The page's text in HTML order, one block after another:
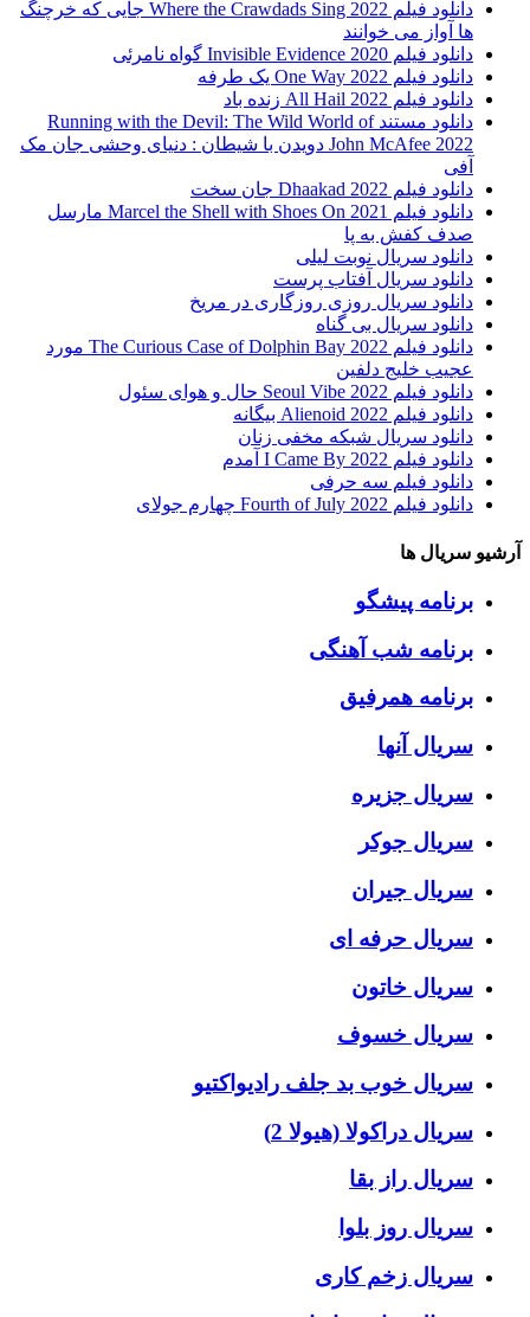
دانلود فیلم Where the Crawdads Sing 2022 جایی که خرچنگ
ها آواز می خوانند
دانلود فیلم 2020 Invisible Evidence گواه نامرئی
دانلود فیلم One Way 2022 یک طرفه
دانلود فیلم All Hail 2022 زنده باد
دانلود مستند Running with the Devil: The Wild World of
John McAfee 2022 دویدن با شیطان : دنیای وحشی جان مک
آفی
دانلود فیلم Dhaakad 2022 جان سخت
دانلود فیلم Marcel the Shell with Shoes On 2021 مارسل
صدف کفش به پا
دانلود سریال نوبت لیلی
دانلود سریال آفتاب پرست
دانلود سریال روزی روزگاری در مریخ
دانلود سریال بی گناه
دانلود فیلم The Curious Case of Dolphin Bay 2022 مورد
عجیب خلیج دلفین
دانلود فیلم Seoul Vibe 2022 حال و هوای سئول
دانلود فیلم Alienoid 2022 بیگانه
دانلود سریال شبکه مخفی زنان
دانلود فیلم I Came By 2022 آمدم
دانلود فیلم سه حرفی
دانلود فیلم Fourth of July 2022 چهارم جولای
آرشیو سریال ها
برنامه پیشگو
برنامه شب آهنگی
برنامه همرفیق
سریال آنها
سریال جزیره
سریال جوکر
سریال جیران
سریال حرفه ای
سریال خاتون
سریال خسوف
سریال خوب بد جلف رادیواکتیو
سریال دراکولا (هیولا 2)
سریال راز بقا
سریال روز بلوا
سریال زخم کاری